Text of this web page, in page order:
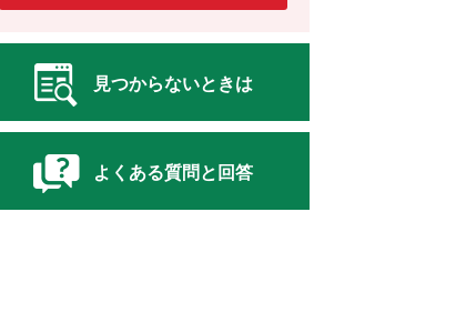
見つからないときは
よくある質問と回答